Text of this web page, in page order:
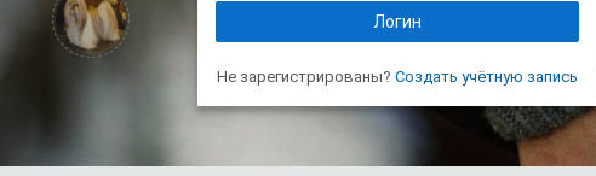
Логин
He зарегистрированы? Создать учётную запись